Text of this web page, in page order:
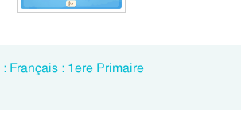
Français : 1ere Primaire